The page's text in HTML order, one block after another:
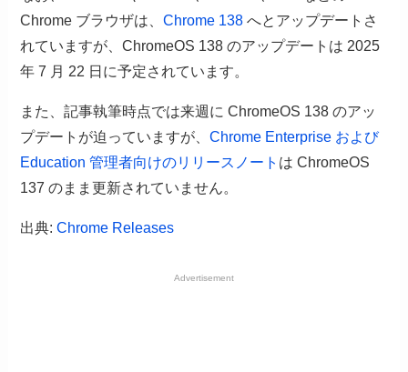
Chrome ブラウザは、Chrome 138 へとアップデートさ
れていますが、ChromeOS 138 のアップデートは 2025
年 7 月 22 日に予定されています。
また、記事執筆時点では来週に ChromeOS 138 のアッ
プデートが迫っていますが、Chrome Enterprise および
Education 管理者向けのリリースノート は ChromeOS
137 のまま更新されていません。
出典:Chrome Releases
Advertisement